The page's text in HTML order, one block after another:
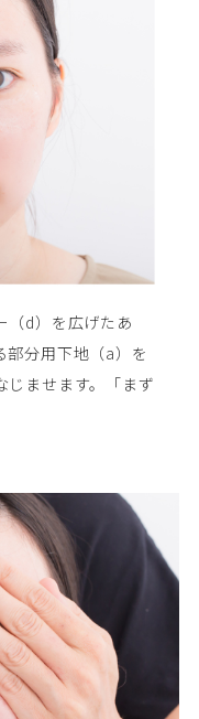
（d）を広げたあ
部分用下地（a）を
じませます。「まず